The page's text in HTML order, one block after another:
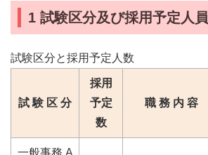
1 試験区分及び採用予定人員
試験区分と採用予定人数
試 験 区 分
採用
予定
数
職 務 内 容